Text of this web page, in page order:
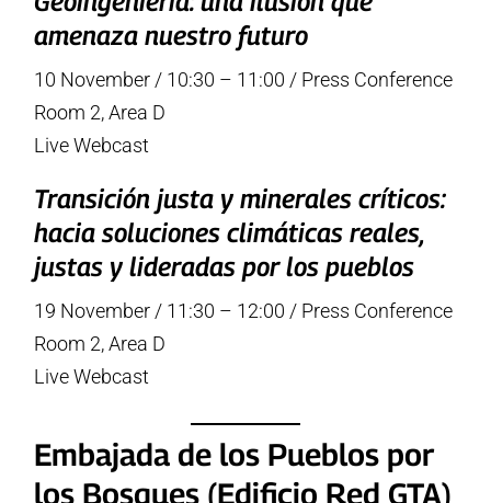
amenaza nuestro futuro
10 November / 10:30 – 11:00 / Press Conference
Room 2, Area D
Live Webcast
Transición justa y minerales críticos:
hacia soluciones climáticas reales,
justas y lideradas por los pueblos
19 November / 11:30 – 12:00 / Press Conference
Room 2, Area D
Live Webcast
Embajada de los Pueblos por
los Bosques (Edificio Red GTA)